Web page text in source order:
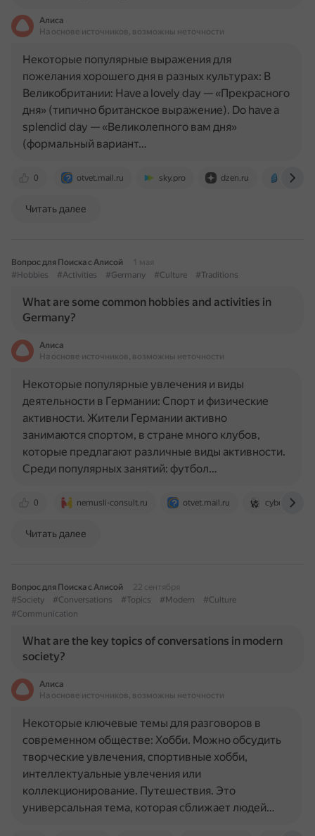
Алиса
На основе источников, возможны неточности
0 otvet.mail.ru sky.pro dzen.ru
Некоторые популярные выражения для
пожелания хорошего дня в разных культурах: В
Великобритании: Have a lovely day — «Прекрасного
дня» (типично британское выражение). Do have a
splendid day — «Великолепного вам дня»
(формальный вариант…
Читать далее
Вопрос для Поиска с Алисой
1 мая
#Hobbies
#Activities #Germany #Culture #Traditions
What are some common hobbies and activities in
Germany?
Алиса
На основе источников, возможны неточности
0 nemusli-consult.ru otvet.mail.ru
Некоторые популярные увлечения и виды
деятельности в Германии: Спорт и физические
активности. Жители Германии активно
занимаются спортом, в стране много клубов,
которые предлагают различные виды активности.
Среди популярных занятий: футбол…
Читать далее
Вопрос для Поиска с Алисой
22 сентября
#Society
#Conversations #Topics #Modern
#Culture
#Communication
What are the key topics of conversations in modern
society?
Алиса
На основе источников, возможны неточности
Некоторые ключевые темы для разговоров в
современном обществе: Хобби. Можно обсудить
творческие увлечения, спортивные хобби,
интеллектуальные увлечения или
коллекционирование. Путешествия. Это
универсальная тема, которая сближает людей…